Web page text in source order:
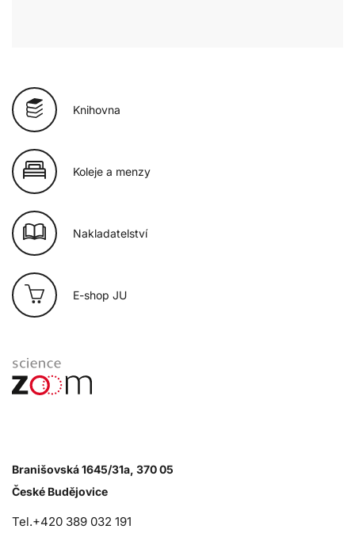
Knihovna
Koleje a menzy
Nakladatelství
E-shop JU
Branišovská 1645/31a, 370 05
České Budějovice
Tel.+420 389 032 191